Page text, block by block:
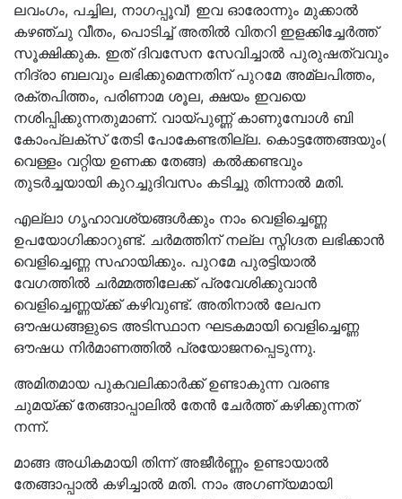
ലവംഗം, പച്ചില, നാഗപ്പൂവ്) ഇവ ഓരോന്നും മുക്കാൽ
കഴഞ്ചു വീതം, പൊടിച്ച് അതിൽ വിതറി ഇളക്കിച്ചേർത്ത്
സൂക്ഷിക്കുക. ഇത് ദിവസേന സേവിച്ചാൽ പുരുഷത്വവും
നിദ്രാ ബലവും ലഭിക്കുമെന്നതിന് പുറമേ അമ്ലപിത്തം,
രക്തപിത്തം, പരിണാമ ശൂല, ക്ഷയം ഇവയെ
നശിപ്പിക്കുന്നതുമാണ്. വായ്പുണ്ണ് കാണുമ്പോൾ ബി
കോംപ്ലക്സ് തേടി പോകേണ്ടതില്ല. കൊട്ടത്തേങ്ങയും(
വെള്ളം വറ്റിയ ഉണക്ക തേങ്ങ) കൽക്കണ്ടവും
തുടർച്ചയായി കുറച്ചുദിവസം കടിച്ചു തിന്നാൽ മതി.
എല്ലാ ഗൃഹാവശ്യങ്ങൾക്കും നാം വെളിച്ചെണ്ണ
ഉപയോഗിക്കാറുണ്ട്. ചർമത്തിന് നല്ല സ്നിഗ്ദത ലഭിക്കാൻ
വെളിച്ചെണ്ണ സഹായിക്കും. പുറമേ പുരട്ടിയാൽ
വേഗത്തിൽ ചർമ്മത്തിലേക്ക് പ്രവേശിക്കുവാൻ
വെളിച്ചെണ്ണയ്ക്ക് കഴിവുണ്ട്. അതിനാൽ ലേപന
ഔഷധങ്ങളുടെ അടിസ്ഥാന ഘടകമായി വെളിച്ചെണ്ണ
ഔഷധ നിർമാണത്തിൽ പ്രയോജനപ്പെടുന്നു.
അമിതമായ പുകവലിക്കാർക്ക് ഉണ്ടാകുന്ന വരണ്ട
ചുമയ്ക്ക് തേങ്ങാപ്പാലിൽ തേൻ ചേർത്ത് കഴിക്കുന്നത്
നന്ന്.
മാങ്ങ അധികമായി തിന്ന് അജീർണ്ണം ഉണ്ടായാൽ
തേങ്ങാപ്പാൽ കഴിച്ചാൽ മതി. നാം അഗണ്യമായി